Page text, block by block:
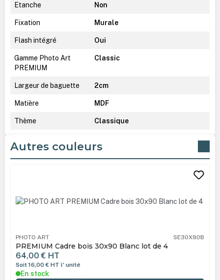
Etanche Non
Fixation Murale
Flash intégré Oui
Gamme Photo Art
PREMIUM
Classic
Largeur de baguette 2cm
Matière MDF
Thème Classique
Autres couleurs
PHOTO ART SE30X90B
PREMIUM Cadre bois 30x90 Blanc lot de 4
64,00 € HT
Soit 16,00 € HT l' unité
En stock